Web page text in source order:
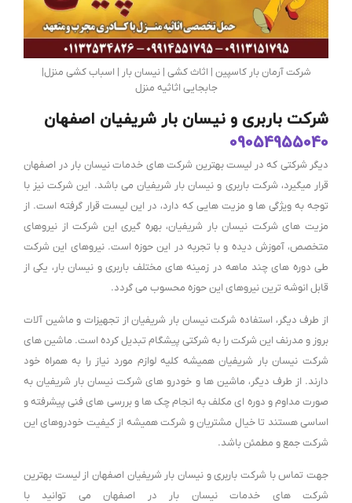
شرکت آرمان بار کاسپین | اثاث کشی | نیسان بار | اسباب کشی منزل|
جابجایی اثاثیه منزل
شرکت باربری و نیسان بار شریفیان اصفهان
09054955040
دیگر شرکتی که در لیست بهترین شرکت های خدمات نیسان بار در اصفهان
قرار میگیرد، شرکت باربری و نیسان بار شریفیان می باشد. این شرکت نیز با
توجه به ویژگی ها و مزیت هایی که دارد، در این لیست قرار گرفته است. از
مزیت های شرکت نیسان بار شریفیان، بهره گیری این شرکت از نیروهای
متخصص، آموزش دیده و با تجربه در این حوزه است. نیروهای این شرکت
طی دوره های چند ماهه در زمینه های مختلف باربری و نیسان بار، یکی از
قابل انوشه ترین نیروهای این حوزه محسوب می گردد.
از طرف دیگر، استفاده شرکت نیسان بار شریفیان از تجهیزات و ماشین آلات
بروز و مدرنف این شرکت را به شرکتی پیشگام تبدیل کرده است. ماشین های
شرکت نیسان بار شریفیان همیشه کلیه لوازم مورد نیاز را به همراه خود
دارند. از طرف دیگر، ماشین ها و خودرو های شرکت نیسان بار شریفیان به
صورت مداوم و دوره ای مکلف به انجام چک ها و بررسی های فنی پیشرفته و
اساسی هستند تا خیال مشتریان و شرکت همیشه از کیفیت خودروهای این
شرکت جمع و مطمئن باشد.
جهت تماس با شرکت باربری و نیسان بار شریفیان اصفهان از لیست بهترین
شرکت های خدمات نیسان بار در اصفهان می توانید با